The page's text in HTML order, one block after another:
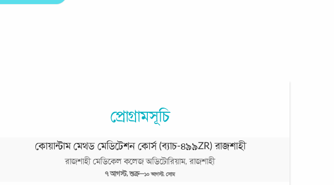
প্রোগ্রামসূচি
কোয়ান্টাম মেথড মেডিটেশন কোর্স (ব্যাচ-৪৯৯ZR) রাজশাহী
রাজশাহী মেডিকেল কলেজ অডিটোরিয়াম, রাজশাহী
৭আগস্ট,শুক্র—১০ আগস্ট, সোম